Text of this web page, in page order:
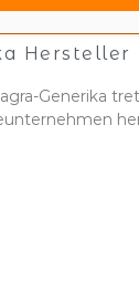
Hersteller
Generika